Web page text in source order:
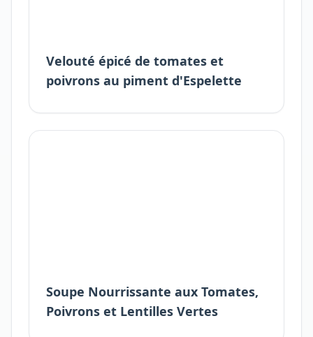
Velouté épicé de tomates et
poivrons au piment d'Espelette
Soupe Nourrissante aux Tomates,
Poivrons et Lentilles Vertes